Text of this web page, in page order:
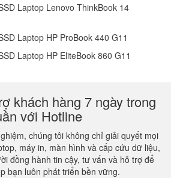
Laptop Lenovo ThinkBook 14
Laptop HP ProBook 440 G11
Laptop HP EliteBook 860 G11
khách hàng 7 ngày trong
với Hotline
chúng tôi không chỉ giải quyết mọi
máy in, màn hình và cấp cứu dữ liệu,
đồng hành tin cậy, tư vấn và hỗ trợ để
bạn luôn phát triển bền vững.